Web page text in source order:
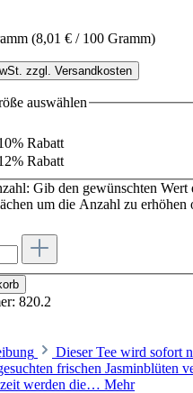
(8,01 € / 100 Gramm)
zzgl. Versandkosten
auswählen
Rabatt
Rabatt
Gib den gewünschten Wert
um die Anzahl zu erhöhen
820.2
Dieser Tee wird sofort
frischen Jasminblüten
werden die… Mehr